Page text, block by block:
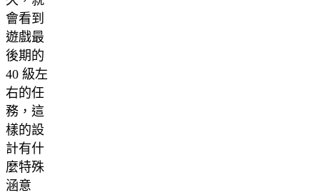
會看到
遊戲最
後期的
40 級左
右的任
務，這
樣的設
計有什
麼特殊
涵意